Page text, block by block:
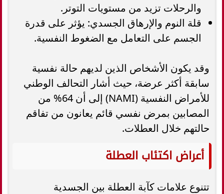
والرحلات تزيد من مستويات التوتر.
قلة النوم والإرهاق الجسدي: يؤثر على قدرة
الجسم على التعامل مع الضغوط النفسية.
وقد يكون الأشخاص الذين لديهم حالة نفسية
سابقة أكثر عرضة، حيث أشار التحالف الوطني
للأمراض النفسية (NAMI) إلى أن 64% من
المصابين بمرض نفسي قائم يعانون من تفاقم
حالتهم خلال العطلات.
أعراض اكتئاب العطلة
تتنوع علامات كآبة العطلة بين الجسدية